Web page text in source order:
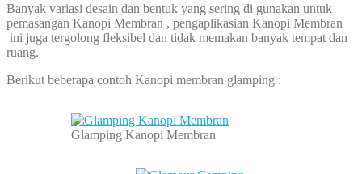
Banyak variasi desain dan bentuk yang sering di gunakan untuk
pemasangan Kanopi Membran , pengaplikasian Kanopi Membran
ini juga tergolong fleksibel dan tidak memakan banyak tempat dan
ruang.
Berikut beberapa contoh Kanopi membran glamping :
Glamping Kanopi Membran